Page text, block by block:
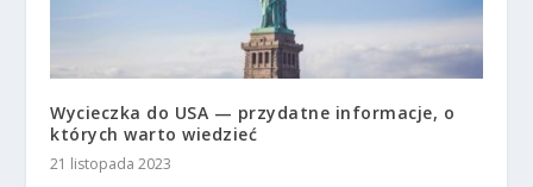
Wycieczka do USA — przydatne informacje, o
których warto wiedzieć
21 listopada 2023